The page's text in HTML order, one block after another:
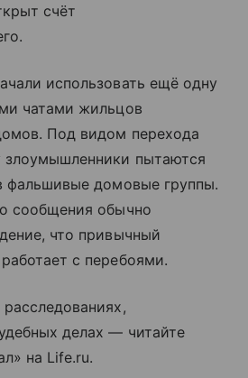
счёт
использовать ещё одну
чатами жильцов
Под видом перехода
пытаются
фальшивые домовые группы.
сообщения обычно
что привычный
с перебоями.
делах — читайте
на Life.ru.